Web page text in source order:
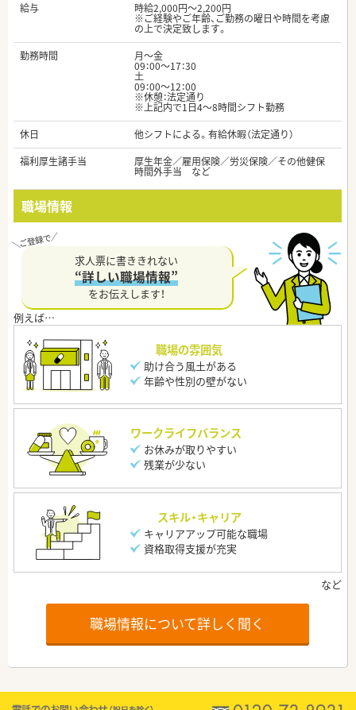
給与
時給2,000円～2,200円
※ご経験やご年齢、ご勤務の曜日や時間を考慮
の上で決定致します。
勤務時間
月～金
09：00～17：30
土
09：00～12：00
※休憩：法定通り
※上記内で1日4～8時間シフト勤務
休日
他シフトによる。有給休暇（法定通り）
福利厚生諸手当
厚生年金／雇用保険／労災保険／その他健保
時間外手当 など
職場情報
求人票に書ききれない
“詳しい職場情報”
をお伝えします！
職場の雰囲気
助け合う風土がある
年齢や性別の壁がない
ワークライフバランス
お休みが取りやすい
残業が少ない
スキル・キャリア
キャリアアップ可能な職場
資格取得支援が充実
職場情報について詳しく聞く